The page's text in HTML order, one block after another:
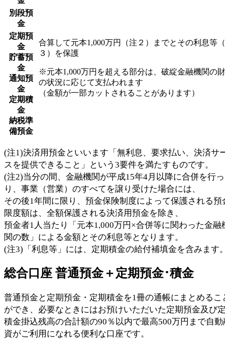
別段預
金
合算して元本1,000万円（注２）までとその利息等
３）を保護
※元本1,000万円を超える部分は、破綻金融機関の
の状況に応じて支払われます
（金額が一部カットされることがあります）
定期預
金
貯蓄預
金
通知預
金
定期積
金
納税準
備預金
(注1)決済用預金といいます「無利息、要求払い、決済サ
スを提供できること」という3要件を満たすものです。
(注2)当分の間、金融機関が平成15年4月以降に合併を行
り、事業（営業）のすべてを譲り受けた場合には、
その後1年間に限り、預金保険制度によって保護される預
限度額は、全額保護される決済用預金を除き、
預金者1人当たり「元本1,000万円×合併等に関わった金融
関の数」による金額とその利息等となります。
(注3)「利息等」には、定期積金の給付補填金を含みます
総合口座 普通預金＋定期預金･積金
普通預金と定期預金・定期積金を1冊の通帳にまとめるこ
ができ、必要なときにはお預けいただいた定期預金及び
積金掛込残高の合計額の90％以内で最高500万円まで自動
資がご利用になれる便利な口座です。